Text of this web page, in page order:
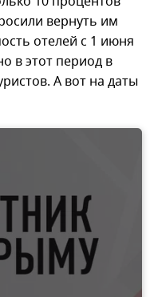
вернуть им
отелей с 1 июня
в этот период в
А вот на даты